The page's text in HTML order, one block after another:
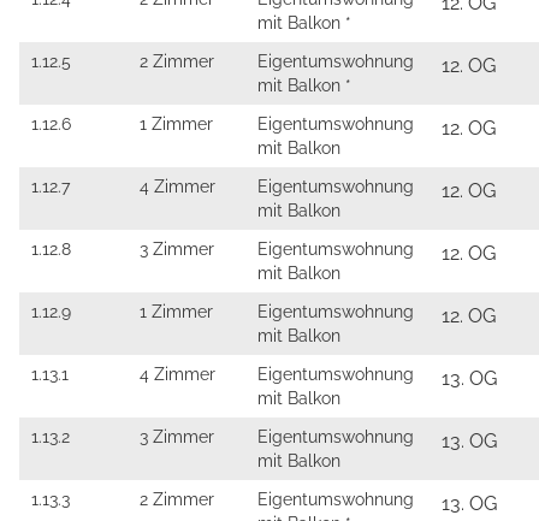
mit Balkon *
1.12.5 2 Zimmer
Eigentumswohnung
mit Balkon *
12. OG
1.12.6 1 Zimmer
Eigentumswohnung
mit Balkon
12. OG
1.12.7 4 Zimmer
Eigentumswohnung
mit Balkon
12. OG
1.12.8 3 Zimmer
Eigentumswohnung
mit Balkon
12. OG
1.12.9 1 Zimmer
Eigentumswohnung
mit Balkon
12. OG
1.13.1 4 Zimmer
Eigentumswohnung
mit Balkon
13. OG
1.13.2 3 Zimmer
Eigentumswohnung
mit Balkon
13. OG
1.13.3 2 Zimmer
Eigentumswohnung
13. OG